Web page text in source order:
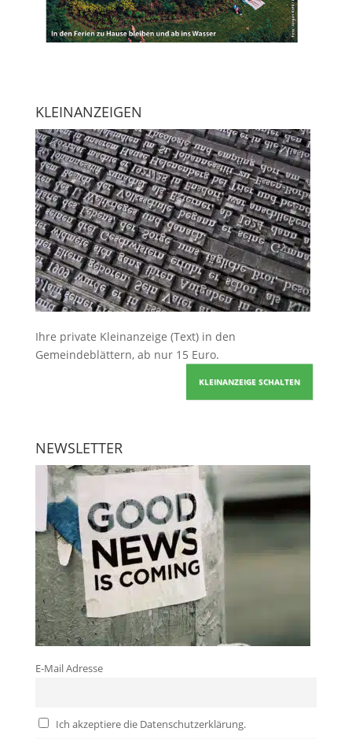
KLEINANZEIGEN
Ihre private Kleinanzeige (Text) in den
Gemeindeblättern, ab nur 15 Euro.
KLEINANZEIGE SCHALTEN
NEWSLETTER
E-Mail Adresse
Ich akzeptiere die Datenschutzerklärung.